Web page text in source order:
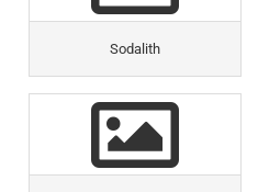
Sodalith